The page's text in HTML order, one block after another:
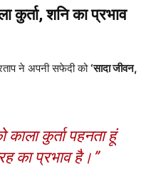
कुर्ता, शनि का प्रभाव
ने अपनी सफेदी को‘सादा जीवन,
कुर्ता पहनता हूं
का प्रभाव है।”